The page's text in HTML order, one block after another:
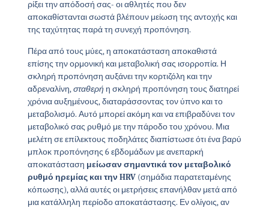
ρίξει την απόδοσή σας- οι αθλητές που δεν
αποκαθίστανται σωστά βλέπουν μείωση της αντοχής και
της ταχύτητας παρά τη συνεχή προπόνηση.
Πέρα από τους μύες, η αποκατάσταση αποκαθιστά
επίσης την ορμονική και μεταβολική σας ισορροπία. Η
σκληρή προπόνηση αυξάνει την κορτιζόλη και την
αδρεναλίνη,σταθερή η σκληρή προπόνηση τους διατηρεί
χρόνια αυξημένους, διαταράσσοντας τον ύπνο και το
μεταβολισμό. Αυτό μπορεί ακόμη και να επιβραδύνει τον
μεταβολικό σας ρυθμό με την πάροδο του χρόνου. Μια
μελέτη σε επίλεκτους ποδηλάτες διαπίστωσε ότι ένα βαρύ
μπλοκ προπόνησης 6 εβδομάδων με ανεπαρκή
αποκατάσταση μείωσαν σημαντικά τον μεταβολικό
ρυθμό ηρεμίας και την HRV(σημάδια παρατεταμένης
κόπωσης), αλλά αυτές οι μετρήσεις επανήλθαν μετά από
μια κατάλληλη περίοδο αποκατάστασης. Εν ολίγοις, αν